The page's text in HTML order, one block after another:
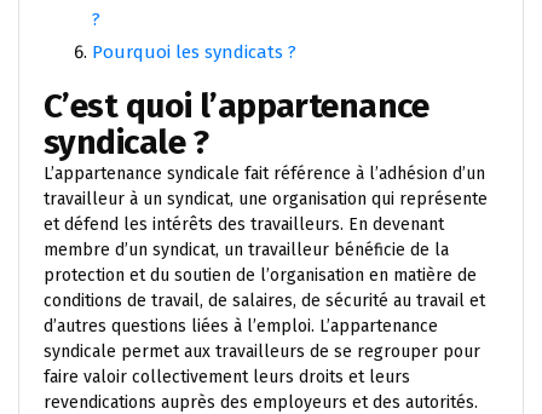
?
Pourquoi les syndicats ?
C’est quoi l’appartenance
syndicale ?
L’appartenance syndicale fait référence à l’adhésion d’un
travailleur à un syndicat, une organisation qui représente
et défend les intérêts des travailleurs. En devenant
membre d’un syndicat, un travailleur bénéficie de la
protection et du soutien de l’organisation en matière de
conditions de travail, de salaires, de sécurité au travail et
d’autres questions liées à l’emploi. L’appartenance
syndicale permet aux travailleurs de se regrouper pour
faire valoir collectivement leurs droits et leurs
revendications auprès des employeurs et des autorités.